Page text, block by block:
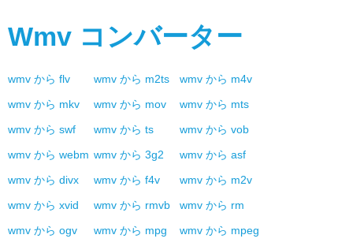
Wmv コンバーター
wmv から flv wmv から m2ts wmv から m4v
wmv から mkv wmv から mov wmv から mts
wmv から swf wmv から ts wmv から vob
wmv から webm wmv から 3g2 wmv から asf
wmv から divx wmv から f4v wmv から m2v
wmv から xvid wmv から rmvb wmv から rm
wmv から ogv wmv から mpg wmv から mpeg